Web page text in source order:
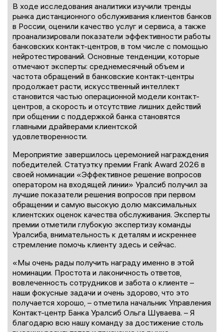
В ходе исследования аналитики изучили тренды
рынка дистанционного обслуживания клиентов банков
в России, оценили качество услуг и сервиса, а также
проанализировали показатели эффективности работы
банковских контакт-центров, в том числе с помощью
нейротестирований. Основные тенденции, которые
отмечают эксперты: среднемесячный объем и
частота обращений в банковские контакт-центры
продолжает расти, искусственный интеллект
становится частью операционной модели контакт-
центров, а скорость и отсутствие лишних действий
при общении с поддержкой банка становятся
главными драйверами клиентской
удовлетворенности.
Мероприятие завершилось церемонией награждения
победителей. Статуэтку премии Frank Award 2026 в
своей номинации «Эффективное решение вопросов
оператором на входящей линии» Уралсиб получил за
лучшие показатели решения вопросов при первом
обращении и самую высокую долю максимальных
клиентских оценок качества обслуживания. Эксперты
премии отметили глубокую экспертизу команды
Уралсиба, внимательность к деталям и искреннее
стремление помочь клиенту здесь и сейчас.
«Мы очень рады получить награду именно в этой
номинации. Простота и лаконичность ответов,
вовлеченность сотрудников и забота о клиенте –
наши фокусные задачи и очень здорово, что это
получается хорошо, – отметила начальник Управления
Контакт-центр Банка Уралсиб Ольга Шуваева. – Я
благодарю всю нашу команду за достижение столь